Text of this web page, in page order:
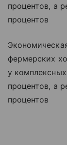
процентов, а
процентов
фермерских
у
процентов, а
процентов